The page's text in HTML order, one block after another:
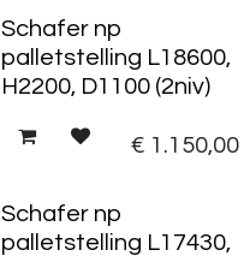
Schafer np
palletstelling L18600,
H2200, D1100 (2niv)
€ 1.150,00
Schafer np
palletstelling L17430,